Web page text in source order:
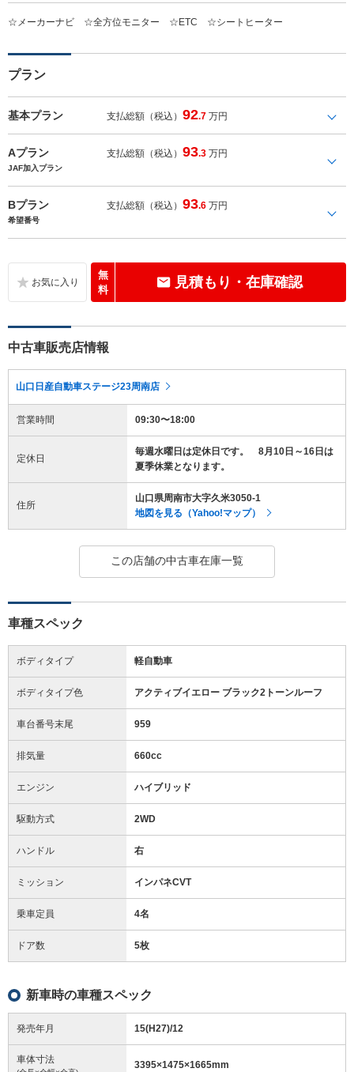
☆メーカーナビ ☆全方位モニター ☆ETC ☆シートヒーター
プラン
基本プラン 支払総額（税込）92.7 万円
Aプラン 支払総額（税込）93.3 万円
JAF加入プラン
Bプラン 支払総額（税込）93.6 万円
希望番号
無
料
見積もり・在庫確認
中古車販売店情報
山口日産自動車ステージ23周南店
営業時間 09:30〜18:00
定休日
毎週水曜日は定休日です。 8月10日～16日は
夏季休業となります。
住所
山口県周南市大字久米3050-1
地図を見る（Yahoo!マップ）
この店舗の中古車在庫一覧
車種スペック
ボディタイプ 軽自動車
ボディタイプ色 アクティブイエロー ブラック2トーンルーフ
車台番号末尾 959
排気量 660cc
エンジン ハイブリッド
駆動方式 2WD
ハンドル 右
ミッション インパネCVT
乗車定員 4名
ドア数 5枚
新車時の車種スペック
発売年月 15(H27)/12
車体寸法 3395×1475×1665mm